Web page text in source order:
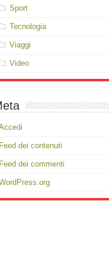
Sport
Tecnologia
Viaggi
Video
Feed dei contenuti
Feed dei commenti